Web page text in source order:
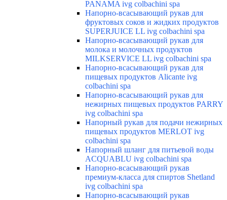
PANAMA ivg colbachini spa
Напорно-всасывающий рукав для
фруктовых соков и жидких продуктов
SUPERJUICE LL ivg colbachini spa
Напорно-всасывающий рукав для
молока и молочных продуктов
MILKSERVICE LL ivg colbachini spa
Напорно-всасывающий рукав для
пищевых продуктов Alicante ivg
colbachini spa
Напорно-всасывающий рукав для
нежирных пищевых продуктов PARRY
ivg colbachini spa
Напорный рукав для подачи нежирных
пищевых продуктов MERLOT ivg
colbachini spa
Напорный шланг для питьевой воды
ACQUABLU ivg colbachini spa
Напорно-всасывающий рукав
премиум-класса для спиртов Shetland
ivg colbachini spa
Напорно-всасывающий рукав